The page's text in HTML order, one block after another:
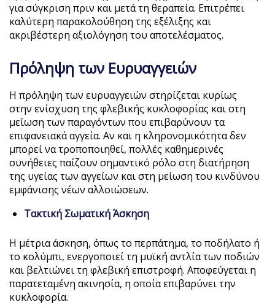
για σύγκριση πριν και μετά τη θεραπεία. Επιτρέπει
καλύτερη παρακολούθηση της εξέλιξης και
ακριβέστερη αξιολόγηση του αποτελέσματος.
Πρόληψη των Ευρυαγγειών
Η πρόληψη των ευρυαγγειών στηρίζεται κυρίως
στην ενίσχυση της φλεβικής κυκλοφορίας και στη
μείωση των παραγόντων που επιβαρύνουν τα
επιφανειακά αγγεία. Αν και η κληρονομικότητα δεν
μπορεί να τροποποιηθεί, πολλές καθημερινές
συνήθειες παίζουν σημαντικό ρόλο στη διατήρηση
της υγείας των αγγείων και στη μείωση του κινδύνου
εμφάνισης νέων αλλοιώσεων.
Τακτική Σωματική Άσκηση
Η μέτρια άσκηση, όπως το περπάτημα, το ποδήλατο ή
το κολύμπι, ενεργοποιεί τη μυϊκή αντλία των ποδιών
και βελτιώνει τη φλεβική επιστροφή. Αποφεύγεται η
παρατεταμένη ακινησία, η οποία επιβαρύνει την
κυκλοφορία.